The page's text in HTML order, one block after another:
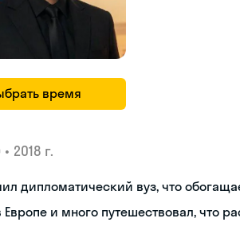
время
• 2018 г.
дипломатический вуз, что
и много путешествовал, что